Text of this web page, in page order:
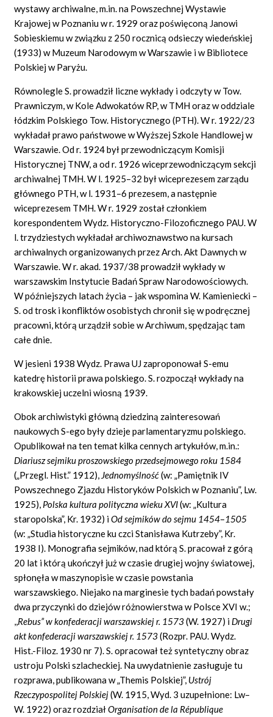
wystawy archiwalne, m.in. na Powszechnej Wystawie
Krajowej w Poznaniu w r. 1929 oraz poświęconą Janowi
Sobieskiemu w związku z 250 rocznicą odsieczy wiedeńskiej
(1933) w Muzeum Narodowym w Warszawie i w Bibliotece
Polskiej w Paryżu.
Równolegle S. prowadził liczne wykłady i odczyty w Tow.
Prawniczym, w Kole Adwokatów RP, w TMH oraz w oddziale
łódzkim Polskiego Tow. Historycznego (PTH). W r. 1922/23
wykładał prawo państwowe w Wyższej Szkole Handlowej w
Warszawie. Od r. 1924 był przewodniczącym Komisji
Historycznej TNW, a od r. 1926 wiceprzewodniczącym sekcji
archiwalnej TMH. W l. 1925–32 był wiceprezesem zarządu
głównego PTH, w l. 1931–6 prezesem, a następnie
wiceprezesem TMH. W r. 1929 został członkiem
korespondentem Wydz. Historyczno-Filozoficznego PAU. W
l. trzydziestych wykładał archiwoznawstwo na kursach
archiwalnych organizowanych przez Arch. Akt Dawnych w
Warszawie. W r. akad. 1937/38 prowadził wykłady w
warszawskim Instytucie Badań Spraw Narodowościowych.
W późniejszych latach życia – jak wspomina W. Kamieniecki –
S. od trosk i konfliktów osobistych chronił się w podręcznej
pracowni, którą urządził sobie w Archiwum, spędzając tam
całe dnie.
W jesieni 1938 Wydz. Prawa UJ zaproponował S-emu
katedrę historii prawa polskiego. S. rozpoczął wykłady na
krakowskiej uczelni wiosną 1939.
Obok archiwistyki główną dziedziną zainteresowań
naukowych S-ego były dzieje parlamentaryzmu polskiego.
Opublikował na ten temat kilka cennych artykułów, m.in.:
Diariusz sejmiku proszowskiego przedsejmowego roku 1584
(„Przegl. Hist.” 1912), Jednomyślność(w: „Pamiętnik IV
Powszechnego Zjazdu Historyków Polskich w Poznaniu”, Lw.
1925), Polska kultura polityczna wieku XVI(w: „Kultura
staropolska”, Kr. 1932) iOd sejmików do sejmu 1454–1505
(w: „Studia historyczne ku czci Stanisława Kutrzeby”, Kr.
1938 I). Monografia sejmików, nad którą S. pracował z górą
20 lat i którą ukończył już w czasie drugiej wojny światowej,
spłonęła w maszynopisie w czasie powstania
warszawskiego. Niejako na marginesie tych badań powstały
dwa przyczynki do dziejów różnowierstwa w Polsce XVI w.;
,,Rebus” w konfederacji warszawskiej r. 1573(W. 1927) i Drugi
akt konfederacji warszawskiej r. 1573(Rozpr. PAU. Wydz.
Hist.-Filoz. 1930 nr 7). S. opracował też syntetyczny obraz
ustroju Polski szlacheckiej. Na uwydatnienie zasługuje tu
rozprawa, publikowana w „Themis Polskiej”, Ustrój
Rzeczypospolitej Polskiej(W. 1915, Wyd. 3 uzupełnione: Lw–
W. 1922) oraz rozdziałOrganisation de la République